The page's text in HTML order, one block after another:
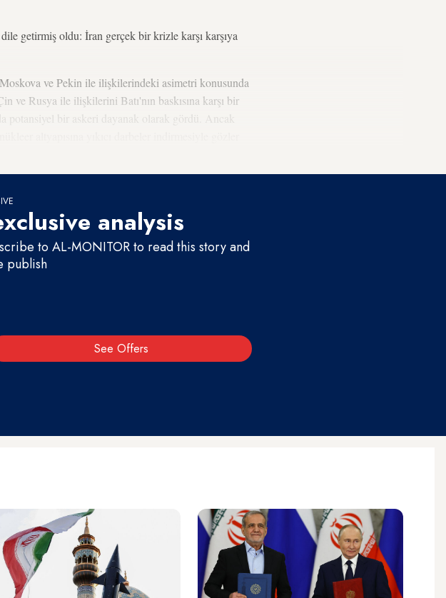
getirmiş oldu: İran gerçek bir krizle karşı karşıya
Moskova ve Pekin ile ilişkilerindeki asimetri konusunda
ve Rusya ile ilişkilerini Batı'nın baskısına karşı bir
potansiyel bir askeri dayanak olarak gördü. Ancak
analysis
to AL-MONITOR to read this story and
publish
See Offers